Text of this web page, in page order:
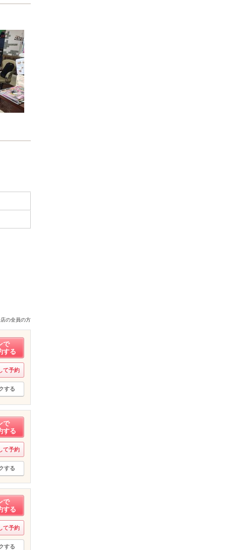
の全員の方
で
する
て予約
する
で
する
て予約
する
で
する
て予約
する